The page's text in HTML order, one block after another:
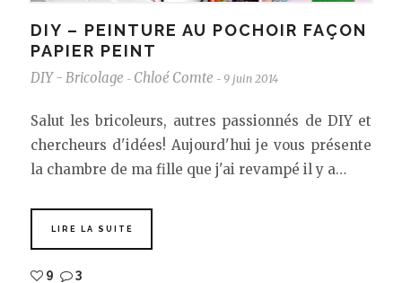
DIY – PEINTURE AU POCHOIR FAÇON
PAPIER PEINT
DIY - Bricolage - Chloé Comte - 9 juin 2014
Salut les bricoleurs, autres passionnés de DIY et
chercheurs d'idées! Aujourd'hui je vous présente
la chambre de ma fille que j'ai revampé il y a…
LIRE LA SUITE
9 3